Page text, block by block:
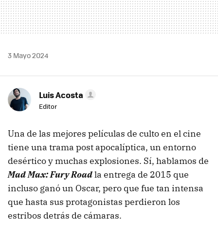
3 Mayo 2024
Luis Acosta
Editor
Una de las mejores películas de culto en el cine
tiene una trama post apocalíptica, un entorno
desértico y muchas explosiones. Sí, hablamos de
Mad Max: Fury Roadla entrega de 2015 que
incluso ganó un Oscar, pero que fue tan intensa
que hasta sus protagonistas perdieron los
estribos detrás de cámaras.